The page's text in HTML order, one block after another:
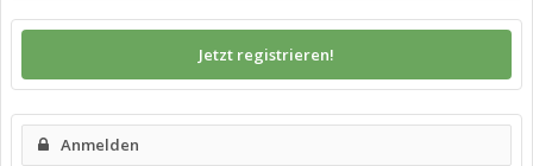
Jetzt registrieren!
Anmelden